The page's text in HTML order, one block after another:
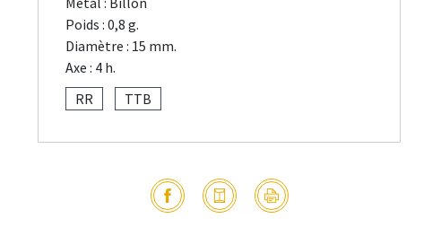
Poids : 0,8 g.
Diamètre : 15 mm.
Axe : 4 h.
RR
TTB